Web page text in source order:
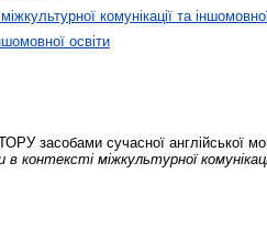
комунікації та
освіти
засобами сучасної англійської
контексті міжкультурної